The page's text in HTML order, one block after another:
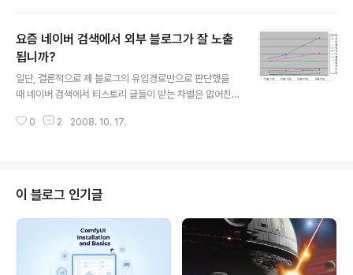
는 이용자 중심의 컴퓨터 환경"을 말합니다. 가까운 예가
웹메일입니다. 메일의 수신/발신/저장 등 모든 기능은 어딘
가 존재하는 대형 컴퓨터에서 수행되고, 사용자들은 단순
히 웹브라우저로 접속만하면 되는 겁니다. 클라우드 컴퓨
으로서의 웹(Web as a platform)"과 일맥 상통하지만,
요즘 네이버 검색에서 외부 블로그가 잘 노출
됩니까?
일단, 결론적으로 제 블로그의 유입경로만으로 판단했을
때 네이버 검색에서 티스토리 글들이 받는 차별은 없어진
평균 제 블로그 방문자가 7-800명 정도 되었는데, 요즘은
올해 초까지만 해도 제 블로그 글은 거의 나타나지 않았는
데, 요즘엔 4개중 1-2개는 꼭 노출되더군요. 2개월전, 네
이버에서 블로거 간담회를 열었던 것 기억하실지 모르겠는
데요, 혹시 처음 들으신다면, 서명덕기자님이 작성하신 네
이버 블로거 간담회에서 공개된 15가지 사실들을 읽어보
시면 여러가지 재미있는 내용..
0 2 2008. 10. 17.
이 블로그 인기글